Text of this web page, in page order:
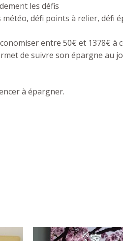
les défis
météo, défi points à relier, défi
entre 50€ et 1378€ à
de suivre son épargne au
à épargner.